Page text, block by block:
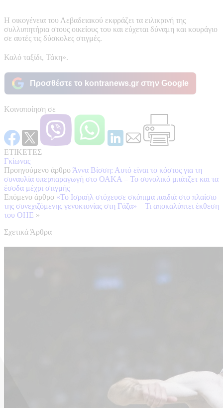
Η οικογένεια του Λεβαδειακού εκφράζει τα ειλικρινή της
συλλυπητήρια στους οικείους του και εύχεται δύναμη και κουράγιο
σε αυτές τις δύσκολες στιγμές.
Καλό ταξίδι, Τάκη».
Προσθέστε το kontranews.gr στην Google
Κοινοποίηση σε
ΕΤΙΚΕΤΕΣ
Γκίωνας
Προηγούμενο άρθρο Άννα Βίσση: Αυτό είναι το κόστος για τη
συναυλία υπερπαραγωγή στο ΟΑΚΑ – Το συνολικό μπάτζετ και τα
έσοδα μέχρι στιγμής
Επόμενο άρθρο «Το Ισραήλ στόχευσε σκόπιμα παιδιά στο πλαίσιο
της συνεχιζόμενης γενοκτονίας στη Γάζα» – Τι αποκαλύπτει έκθεση
του ΟΗΕ »
Σχετικά Άρθρα